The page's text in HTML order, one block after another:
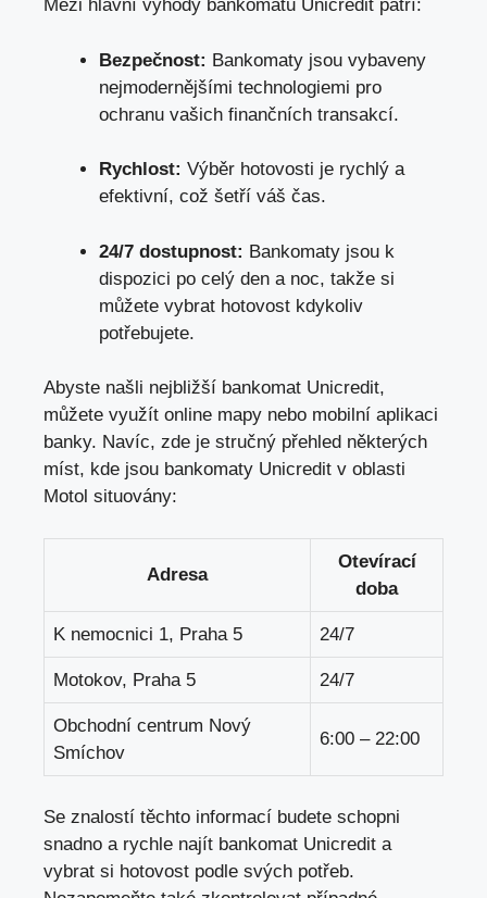
Mezi hlavní výhody bankomatů Unicredit patří:
Bezpečnost: Bankomaty jsou vybaveny
nejmodernějšími technologiemi pro
ochranu vašich finančních transakcí.
Rychlost: Výběr hotovosti je rychlý a
efektivní, což šetří váš čas.
24/7 dostupnost: Bankomaty jsou k
dispozici po celý den a noc, takže si
můžete vybrat hotovost kdykoliv
potřebujete.
Abyste našli nejbližší bankomat Unicredit,
můžete využít online mapy nebo mobilní aplikaci
banky. Navíc, zde je stručný přehled některých
míst, kde jsou bankomaty Unicredit v oblasti
Motol situovány:
Adresa
Otevírací
doba
K nemocnici 1, Praha 5 24/7
Motokov, Praha 5 24/7
Obchodní centrum Nový
Smíchov
6:00 – 22:00
Se znalostí těchto informací budete schopni
snadno a rychle najít bankomat Unicredit a
vybrat si hotovost podle svých potřeb.